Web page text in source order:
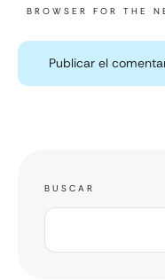
BROWSER FOR THE
BUSCAR